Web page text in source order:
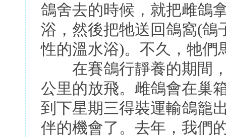
鴿舍去的時候，就把雌鴿
浴，然後把牠送回鴿窩(鴿
性的溫水浴)。不久，牠們
在賽鴿行靜養的期間，
公里的放飛。雌鴿會在巢
到下星期三得裝運輸鴿籠
伴的機會了。去年，我們